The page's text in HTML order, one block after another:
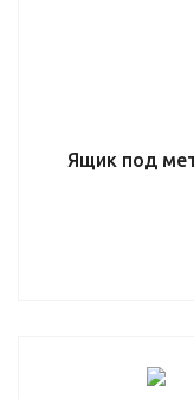
Ящик под